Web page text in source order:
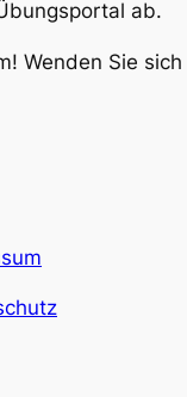
ab.
Wenden Sie